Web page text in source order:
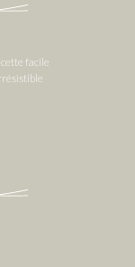
facile